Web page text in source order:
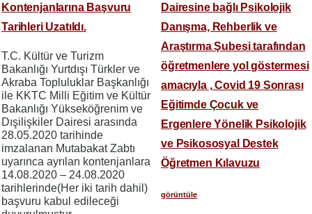
Kontenjanlarına Başvuru
Tarihleri Uzatıldı.
T.C. Kültür ve Turizm
Bakanlığı Yurtdışı Türkler ve
Akraba Topluluklar Başkanlığı
ile KKTC Milli Eğitim ve Kültür
Bakanlığı Yükseköğrenim ve
Dışilişkiler Dairesi arasında
28.05.2020 tarihinde
imzalanan Mutabakat Zabtı
uyarınca ayrılan kontenjanlara
14.08.2020 – 24.08.2020
tarihlerinde(Her iki tarih dahil)
başvuru kabul edileceği
Dairesine bağlı Psikolojik
Danışma, Rehberlik ve
Araştırma Şubesi tarafından
öğretmenlere yol göstermesi
amacıyla , Covid 19 Sonrası
Eğitimde Çocuk ve
Ergenlere Yönelik Psikolojik
ve Psikososyal Destek
Öğretmen Kılavuzu
görüntüle